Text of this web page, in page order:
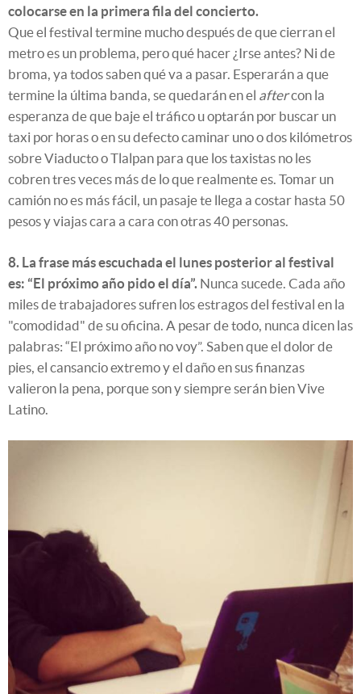
colocarse en la primera fila del concierto.
Que el festival termine mucho después de que cierran el
metro es un problema, pero qué hacer ¿Irse antes? Ni de
broma, ya todos saben qué va a pasar. Esperarán a que
termine la última banda, se quedarán en el aftercon la
esperanza de que baje el tráfico u optarán por buscar un
taxi por horas o en su defecto caminar uno o dos kilómetros
sobre Viaducto o Tlalpan para que los taxistas no les
cobren tres veces más de lo que realmente es. Tomar un
camión no es más fácil, un pasaje te llega a costar hasta 50
pesos y viajas cara a cara con otras 40 personas.
8. La frase más escuchada el lunes posterior al festival
es: “El próximo año pido el día”. Nunca sucede. Cada año
miles de trabajadores sufren los estragos del festival en la
"comodidad" de su oficina. A pesar de todo, nunca dicen las
palabras: “El próximo año no voy”. Saben que el dolor de
pies, el cansancio extremo y el daño en sus finanzas
valieron la pena, porque son y siempre serán bien Vive
Latino.